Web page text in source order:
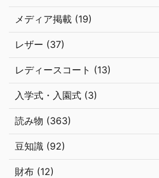
メディア掲載 (19)
レザー (37)
レディースコート (13)
入学式・入園式 (3)
読み物 (363)
豆知識 (92)
財布 (12)